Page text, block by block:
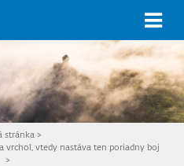
stránka >
vrchol, vtedy nastáva ten poriadny boj
>